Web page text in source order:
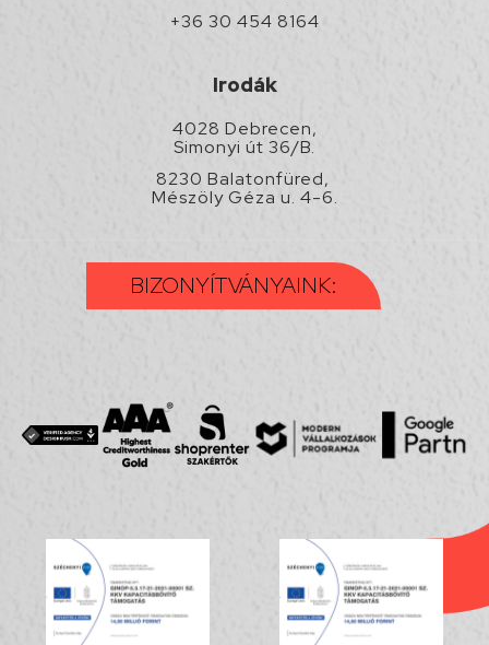
+36 30 454 8164
Irodák
4028 Debrecen,
Simonyi út 36/B.
8230 Balatonfüred,
Mészöly Géza u. 4-6.
BIZONYÍTVÁNYAINK: